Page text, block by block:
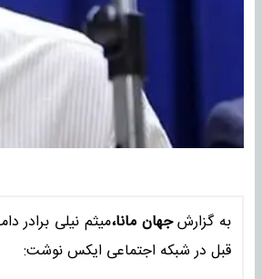
به گزارشجهان مانا،میثم نیلی برادر
قبل در شبکه اجتماعی ایکس نوشت: